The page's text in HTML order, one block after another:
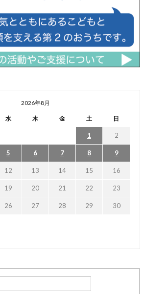
2026年8月
水 木 金 土 日
1 2
5 6 7 8 9
12 13 14 15 16
19 20 21 22 23
26 27 28 29 30